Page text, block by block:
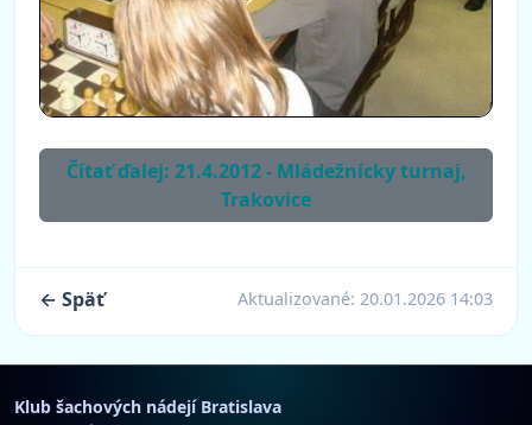
Čítať ďalej: 21.4.2012 - Mládežnícky turnaj,
Trakovice
← Späť Aktualizované: 20.01.2026 14:03
Klub šachových nádejí Bratislava